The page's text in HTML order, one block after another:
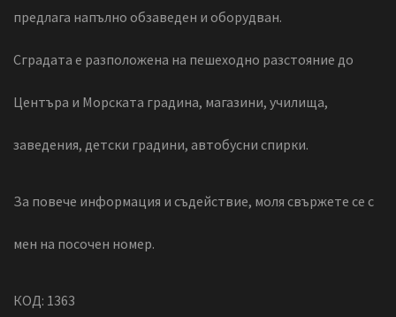
предлага напълно обзаведен и оборудван.
Сградата е разположена на пешеходно разстояние до
Центъра и Морската градина, магазини, училища,
заведения, детски градини, автобусни спирки.
За повече информация и съдействие, моля свържете се с
мен на посочен номер.
КОД: 1363